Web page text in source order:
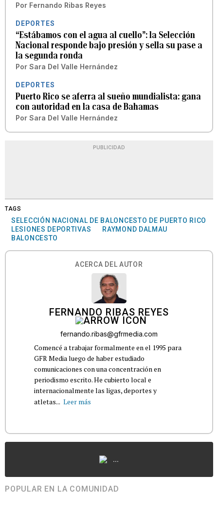
Por Fernando Ribas Reyes
DEPORTES
“Estábamos con el agua al cuello”: la Selección
Nacional responde bajo presión y sella su pase a
la segunda ronda
Por Sara Del Valle Hernández
DEPORTES
Puerto Rico se aferra al sueño mundialista: gana
con autoridad en la casa de Bahamas
Por Sara Del Valle Hernández
PUBLICIDAD
TAGS
SELECCIÓN NACIONAL DE BALONCESTO DE PUERTO RICO
LESIONES DEPORTIVAS
RAYMOND DALMAU
BALONCESTO
ACERCA DEL AUTOR
FERNANDO RIBAS REYES
fernando.ribas@gfrmedia.com
Comencé a trabajar formalmente en el 1995 para
GFR Media luego de haber estudiado
comunicaciones con una concentración en
periodismo escrito. He cubierto local e
internacionalmente las ligas, deportes y
atletas... Leer más
...
POPULAR EN LA COMUNIDAD